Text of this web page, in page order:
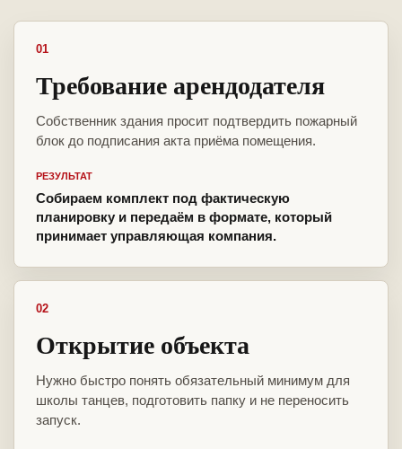
01
Требование арендодателя
Собственник здания просит подтвердить пожарный
блок до подписания акта приёма помещения.
РЕЗУЛЬТАТ
Собираем комплект под фактическую
планировку и передаём в формате, который
принимает управляющая компания.
02
Открытие объекта
Нужно быстро понять обязательный минимум для
школы танцев, подготовить папку и не переносить
запуск.